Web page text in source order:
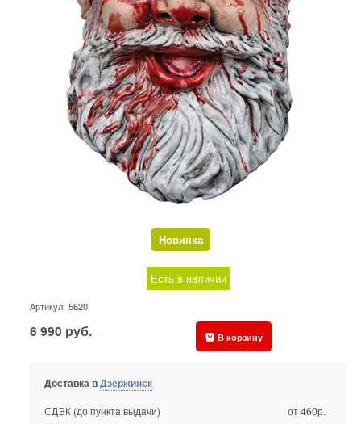
Новинка
Есть в наличии
Артикул: 5620
6 990 руб. В корзину
Доставка вДзержинск
СДЭК (до пункта выдачи)
от 460р.